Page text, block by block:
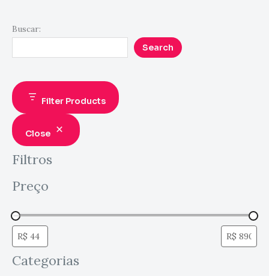
Buscar:
Search
Filter Products
Close
Filtros
Preço
Categorias